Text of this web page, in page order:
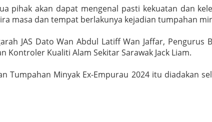
pihak akan dapat mengenal pasti kekuatan dan
masa dan tempat berlakunya kejadian tumpahan
JAS Dato Wan Abdul Latiff Wan Jaffar,
Kontroler Kualiti Alam Sekitar Sarawak Jack Liam.
Tumpahan Minyak Ex-Empurau 2024 itu diadakan